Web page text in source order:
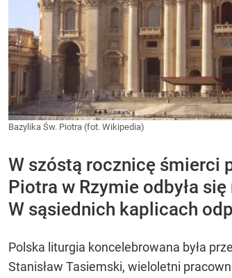
Bazylika Św. Piotra (fot. Wikipedia)
W szóstą rocznicę śmierci
Piotra w Rzymie odbyła
W sąsiednich kaplicach
Polska liturgia koncelebrowana była
Stanisław Tasiemski, wieloletni